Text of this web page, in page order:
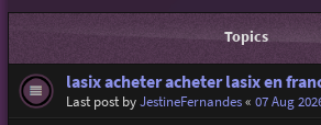
Topics
lasix acheter acheter lasix en
Last post byJestineFernandes« 07 Aug